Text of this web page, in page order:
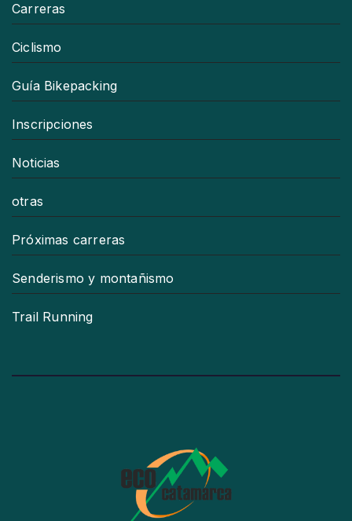
Carreras
Ciclismo
Guía Bikepacking
Inscripciones
Noticias
otras
Próximas carreras
Senderismo y montañismo
Trail Running